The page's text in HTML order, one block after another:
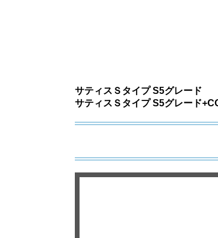
サティスＳタイプ S5グレード
サティスＳタイプ S5グレード